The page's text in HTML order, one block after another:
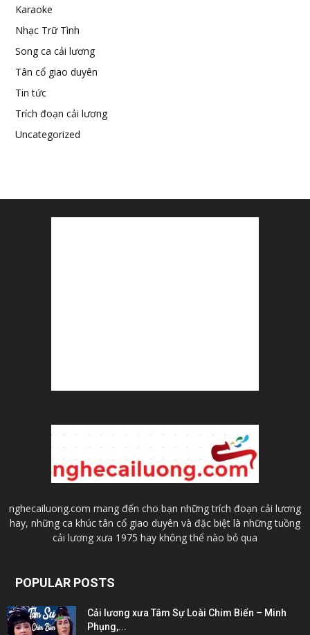
Karaoke
Nhạc Trữ Tình
Song ca cải lương
Tân cổ giao duyên
Tin tức
Trích đoạn cải lương
Uncategorized
nghecailuong.com mang đến cho bạn những trích đoạn cải lương
hay, những ca khúc tân cổ giao duyên và đặc biệt là những tuồng
cải lương xưa 1975 hay không thể nào bỏ qua
POPULAR POSTS
Cải lương xưa Tâm Sự Loài Chim Biển – Minh
Phụng,...